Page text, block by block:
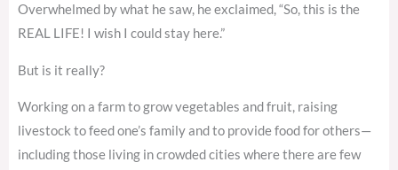
Overwhelmed by what he saw, he exclaimed, “So, this is the
REAL LIFE! I wish I could stay here.”
But is it really?
Working on a farm to grow vegetables and fruit, raising
livestock to feed one’s family and to provide food for others—
including those living in crowded cities where there are few